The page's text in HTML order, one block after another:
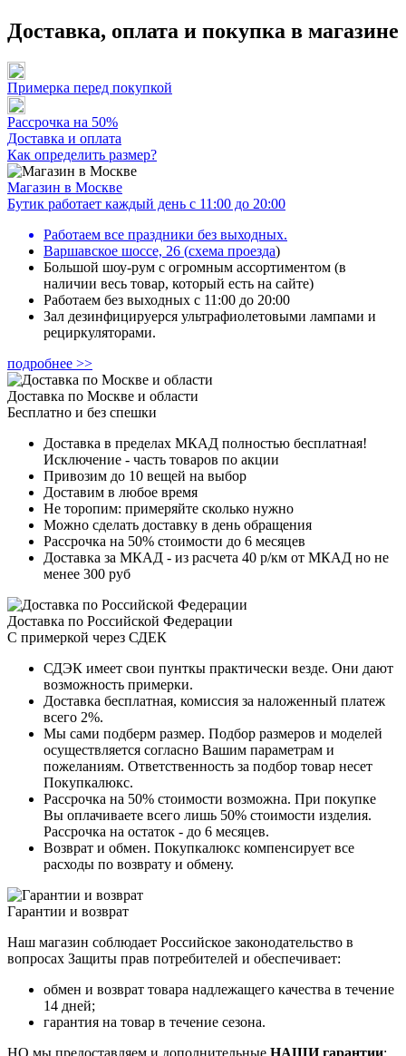
Доставка, оплата и покупка в магазине
Примерка перед покупкой
Рассрочка на 50%
Доставка и оплата
Как определить размер?
Магазин в Москве
Бутик работает каждый день с 11:00 до 20:00
Работаем все праздники без выходных.
Варшавское шоссе, 26 (схема проезда)
Большой шоу-рум с огромным ассортиментом (в
наличии весь товар, который есть на сайте)
Работаем без выходных с 11:00 до 20:00
Зал дезинфицируерся ультрафиолетовыми лампами и
рециркуляторами.
подробнее >>
Доставка по Москве и области
Бесплатно и без спешки
Доставка в пределах МКАД полностью бесплатная!
Исключение - часть товаров по акции
Привозим до 10 вещей на выбор
Доставим в любое время
Не торопим: примеряйте сколько нужно
Можно сделать доставку в день обращения
Рассрочка на 50% стоимости до 6 месяцев
Доставка за МКАД - из расчета 40 р/км от МКАД но не
менее 300 руб
Доставка по Российской Федерации
С примеркой через СДЕК
СДЭК имеет свои пунткы практически везде. Они дают
возможность примерки.
Доставка бесплатная, комиссия за наложенный платеж
всего 2%.
Мы сами подберм размер. Подбор размеров и моделей
осуществляется согласно Вашим параметрам и
пожеланиям. Ответственность за подбор товар несет
Покупкалюкс.
Рассрочка на 50% стоимости возможна. При покупке
Вы оплачиваете всего лишь 50% стоимости изделия.
Рассрочка на остаток - до 6 месяцев.
Возврат и обмен. Покупкалюкс компенсирует все
расходы по возврату и обмену.
Гарантии и возврат
Наш магазин соблюдает Российское законодательство в
вопросах Защиты прав потребителей и обеспечивает:
обмен и возврат товара надлежащего качества в течение
14 дней;
гарантия на товар в течение сезона.